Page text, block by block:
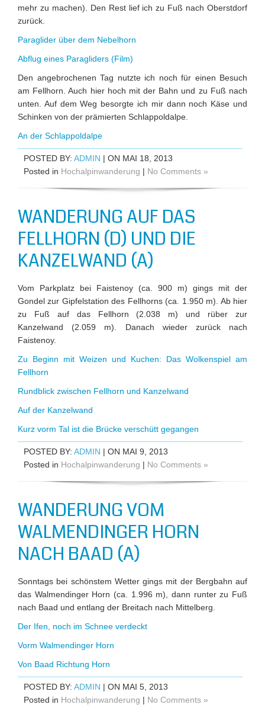
mehr zu machen). Den Rest lief ich zu Fuß nach Oberstdorf
zurück.
Paraglider über dem Nebelhorn
Abflug eines Paragliders (Film)
Den angebrochenen Tag nutzte ich noch für einen Besuch
am Fellhorn. Auch hier hoch mit der Bahn und zu Fuß nach
unten. Auf dem Weg besorgte ich mir dann noch Käse und
Schinken von der prämierten Schlappoldalpe.
An der Schlappoldalpe
POSTED BY: ADMIN | ON MAI 18, 2013
Posted in Hochalpinwanderung | No Comments »
WANDERUNG AUF DAS
FELLHORN (D) UND DIE
KANZELWAND (A)
Vom Parkplatz bei Faistenoy (ca. 900 m) gings mit der
Gondel zur Gipfelstation des Fellhorns (ca. 1.950 m). Ab hier
zu Fuß auf das Fellhorn (2.038 m) und rüber zur
Kanzelwand (2.059 m). Danach wieder zurück nach
Faistenoy.
Zu Beginn mit Weizen und Kuchen: Das Wolkenspiel am
Fellhorn
Rundblick zwischen Fellhorn und Kanzelwand
Auf der Kanzelwand
Kurz vorm Tal ist die Brücke verschütt gegangen
POSTED BY: ADMIN | ON MAI 9, 2013
Posted in Hochalpinwanderung | No Comments »
WANDERUNG VOM
WALMENDINGER HORN
NACH BAAD (A)
Sonntags bei schönstem Wetter gings mit der Bergbahn auf
das Walmendinger Horn (ca. 1.996 m), dann runter zu Fuß
nach Baad und entlang der Breitach nach Mittelberg.
Der Ifen, noch im Schnee verdeckt
Vorm Walmendinger Horn
Von Baad Richtung Horn
POSTED BY: ADMIN | ON MAI 5, 2013
Posted in Hochalpinwanderung | No Comments »